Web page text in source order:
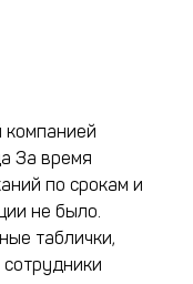
компанией
За время
по срокам и
не было.
таблички,